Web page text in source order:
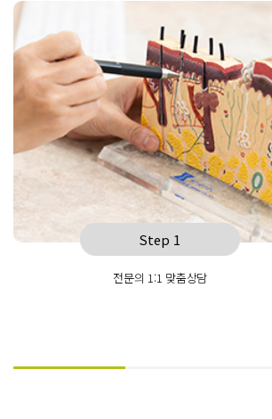
Step 1
전문의 1:1 맞춤상담